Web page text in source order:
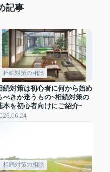
記事
相続対策の相談
続対策は初心者に何から始め
べきか迷うもの~相続対策の
本を初心者向けにご紹介~
相続対策の相談